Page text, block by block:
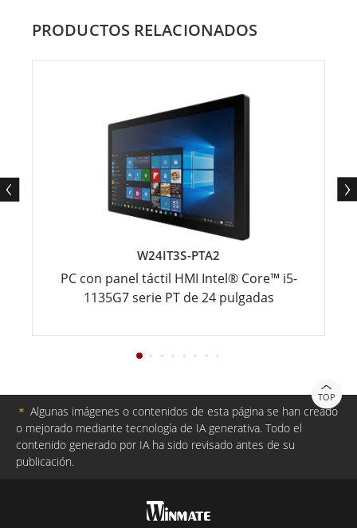
PRODUCTOS RELACIONADOS
W24IT3S-PTA2
PC con panel táctil HMI Intel® Core™ i5-
1135G7 serie PT de 24 pulgadas
TOP
＊ Algunas imágenes o contenidos de esta página se han creado
o mejorado mediante tecnología de IA generativa. Todo el
contenido generado por IA ha sido revisado antes de su
publicación.